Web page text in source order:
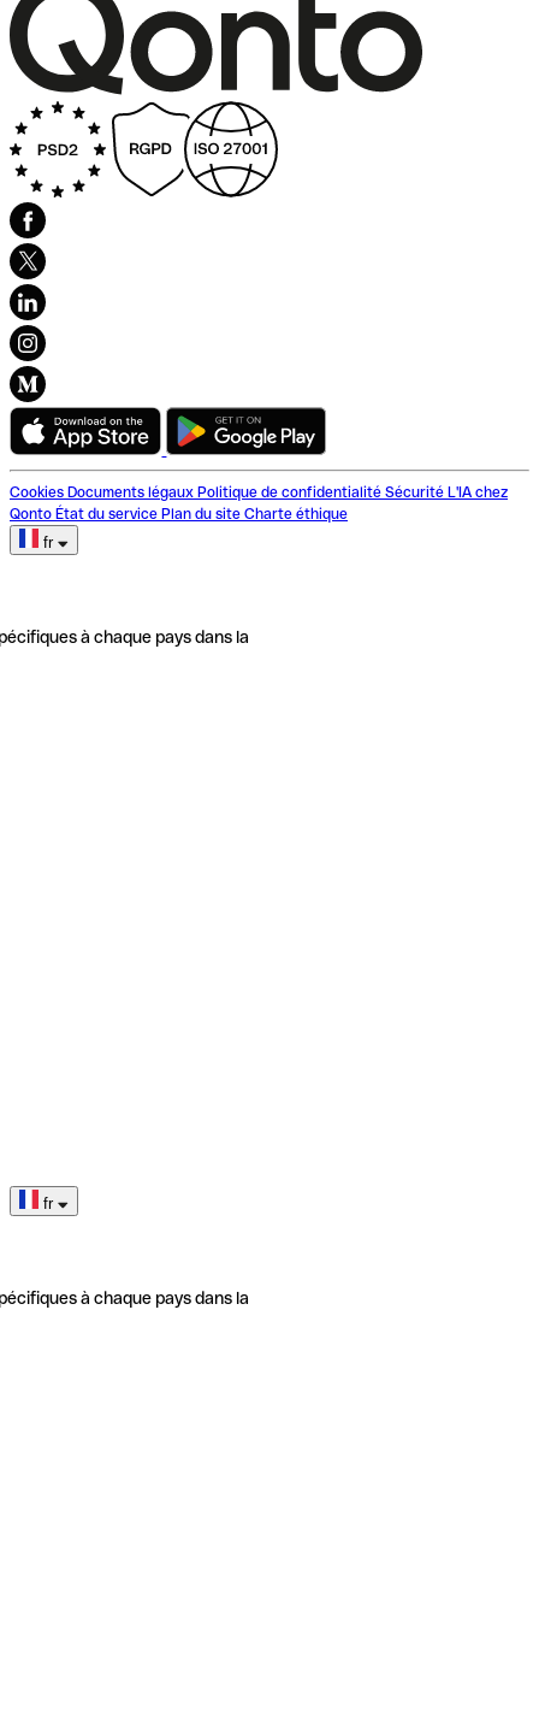
Cookies Documents légaux Politique de confidentialité Sécurité L'IA chez
Qonto État du service Plan du site Charte éthique
fr
à chaque pays dans la
fr
à chaque pays dans la